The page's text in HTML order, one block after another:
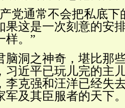
党通常不会把私底
果这是一次刻意的安
。 ”
脑洞之神奇，堪比那
习近平已玩儿完的主
李克强和汪洋已经失
军及其臣服者的天下